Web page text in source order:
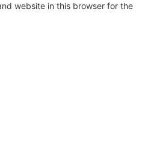
website in this browser for the